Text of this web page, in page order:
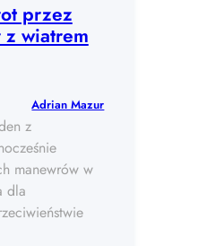
przez
wiatrem
Adrian Mazur
z
manewrów w
dla